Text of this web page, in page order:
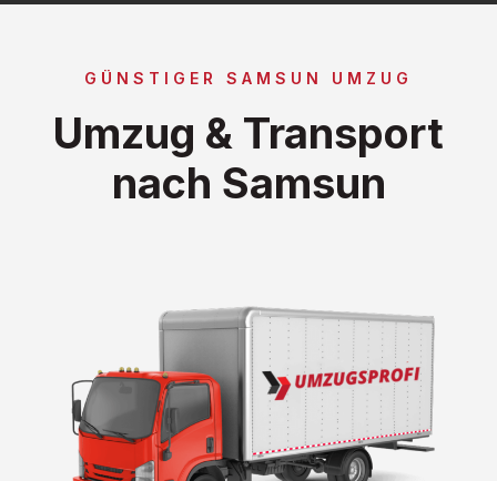
GÜNSTIGER SAMSUN UMZUG
Umzug & Transport
nach Samsun